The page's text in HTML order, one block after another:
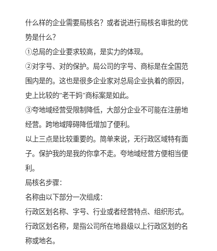
什么样的企业需要局核名？或者说进行局核名审批的优
势是什么？
①总局的企业要求较高，是实力的体现。
②对字号、对的保护。局公司的字号、商标是在全国范
围内是的。这也是很多企业家对总局企业执着的原因，
史上比较的”老干妈”商标案是如此。
③夸地域经营受限制降低，大部分企业不可能在注册地
经营。跨地域障碍降低增加了便利。
以上三点是比较重要的。简单来说，无行政区域特有面
子。保护我的是我的你拿不走。夸地域经营方便相当便
利。
局核名步骤：
名称由以下部分一次组成：
行政区划名称、字号、行业或者经营特点、组织形式。
行政区划名称，是指公司所在地县级以上行政区划的名
称或地名。